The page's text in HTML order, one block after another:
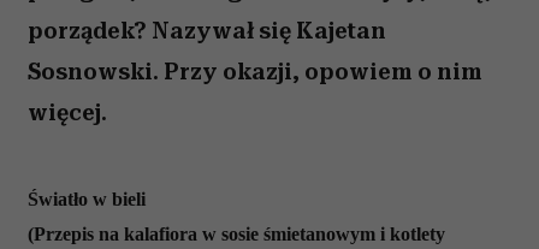
porządek? Nazywał się Kajetan
Sosnowski. Przy okazji, opowiem o nim
więcej.
Światło w bieli
(Przepis na kalafiora w sosie śmietanowym i kotlety